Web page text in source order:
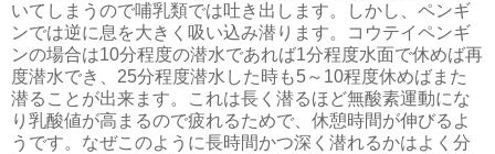
いてしまうので哺乳類では吐き出します。しかし、ペンギ
ンでは逆に息を大きく吸い込み潜ります。コウテイペンギ
ンの場合は10分程度の潜水であれば1分程度水面で休めば再
度潜水でき、25分程度潜水した時も5～10程度休めばまた
潜ることが出来ます。これは長く潜るほど無酸素運動にな
り乳酸値が高まるので疲れるためで、休憩時間が伸びるよ
うです。なぜこのように長時間かつ深く潜れるかはよく分